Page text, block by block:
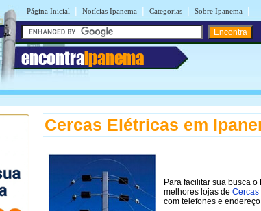
Página Inicial | Notícias Ipanema | Categorias | Sobre Ipanema |
encontraIpanema
Cercas Elétricas em
Para facilitar sua busca
melhores lojas de Cercas
com telefones e